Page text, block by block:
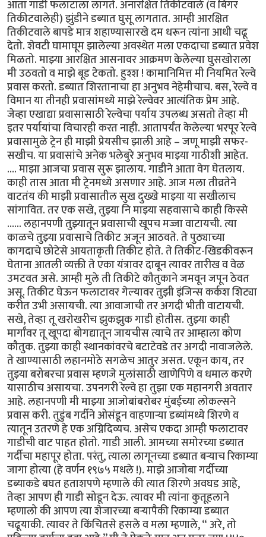
आता गाडी फलाटाला लागते. अनारक्षित तिकीटवाले (व बिगर
तिकीटवालेही) झुंडीने डब्यात घुसू लागतात. आम्ही आरक्षित
तिकीटवाले बापडे मात्र शहाण्यासारखे दम धरून त्यांना आधी चढू
देतो. शेवटी घामाघूम झालेल्या अवस्थेत मला एकदाचा डब्यात प्रवेश
मिळतो. माझ्या आरक्षित आसनावर आक्रमण केलेल्या घुसखोराला
मी उठवतो व माझे बूड टेकतो. हुश्श ! कामानिमित्त मी नियमित रेल्वे
प्रवास करतो. डब्यात शिरतानाचा हा अनुभव नेहेमीचाच. बस, रेल्वे व
विमान या तीनही प्रवासांमध्ये माझे रेल्वेवर आत्यंतिक प्रेम आहे.
जेव्हा एखाद्या प्रवासासाठी रेल्वेचा पर्याय उपलब्ध असतो तेव्हा मी
इतर पर्यायांचा विचारही करत नाही. आतापर्यंत केलेल्या भरपूर रेल्वे
प्रवासामुळे ट्रेन ही माझी प्रेयसीच झाली आहे – जणू माझी सफर-
सखीच. या प्रवासांचे अनेक भलेबुरे अनुभव माझ्या गाठीशी आहेत.
.... माझा आजचा प्रवास सुरू झालाय. गाडीने आता वेग घेतलाय.
काही तास आता मी ट्रेनमध्ये असणार आहे. आज मला तीव्रतेने
वाटतंय की माझी प्रवासातील सुख दुख्खे माझ्या या सखीलाच
सांगावित. तर एक सखे, तुझ्या नि माझ्या सहवासाचे काही किस्से
...... लहानपणी तुझ्यातून प्रवासाची खूपच मज्जा वाटायची. त्या
काळचे तुझ्या प्रवासाचे तिकीट अजून आठवते. ते पुठ्याच्या
कागदाचे छोटेसे आयताकृती तिकीट होते. ते तिकीट-खिडकीवरून
घेताना आतली व्यक्ती ते एका यंत्रावर दाबून त्यावर तारीख व वेळ
उमटवत असे. आम्ही मुले ती तिकीटे कौतुकाने जमवून जपून ठेवत
असू. तिकीट घेऊन फलाटावर गेल्यावर तुझी इंजिन्स कर्कश शिट्या
करीत उभी असायची. त्या आवाजाची तर अगदी भीती वाटायची.
सखे, तेव्हा तू खरोखरीच झुकझुक गाडी होतीस. तुझ्या काही
मार्गांवर तू खूपदा बोगद्यातून जायचीस त्याचे तर आम्हाला कोण
कौतुक. तुझ्या काही स्थानकांवरचे बटाटेवडे तर अगदी नावाजलेले.
ते खाण्यासाठी लहानमोठे सगळेच आतुर असत. एकून काय, तर
तुझ्या बरोबरचा प्रवास म्हणजे मुलांसाठी खाणेपिणे व धमाल करणे
यासाठीच असायचा. उपनगरी रेल्वे हा तुझा एक महानगरी अवतार
आहे. लहानपणी मी माझ्या आजोबांबरोबर मुंबईच्या लोकल्सने
प्रवास करी. तुडुंब गर्दीने ओसंडून वाहणाऱ्या डब्यांमध्ये शिरणे व
त्यातून उतरणे हे एक अग्निदिव्यच. असेच एकदा आम्ही फलाटावर
गाडीची वाट पाहत होतो. गाडी आली. आमच्या समोरच्या डब्यात
गर्दीचा महापूर होता. परंतु, त्याला लागूनच्या डब्यात बऱ्याच रिकाम्या
जागा होत्या (हे वर्णन १९७५ मधले !). माझे आजोबा गर्दीच्या
डब्याकडे बघत हताशपणे म्हणाले की त्यात शिरणे अवघड आहे,
तेव्हा आपण ही गाडी सोडून देऊ. त्यावर मी त्यांना कुतूहलाने
म्हणालो की आपण त्या शेजारच्या बऱ्यापैकी रिकाम्या डब्यात
चढूयाकी. त्यावर ते किंचितसे हसले व मला म्हणाले, “ अरे, तो